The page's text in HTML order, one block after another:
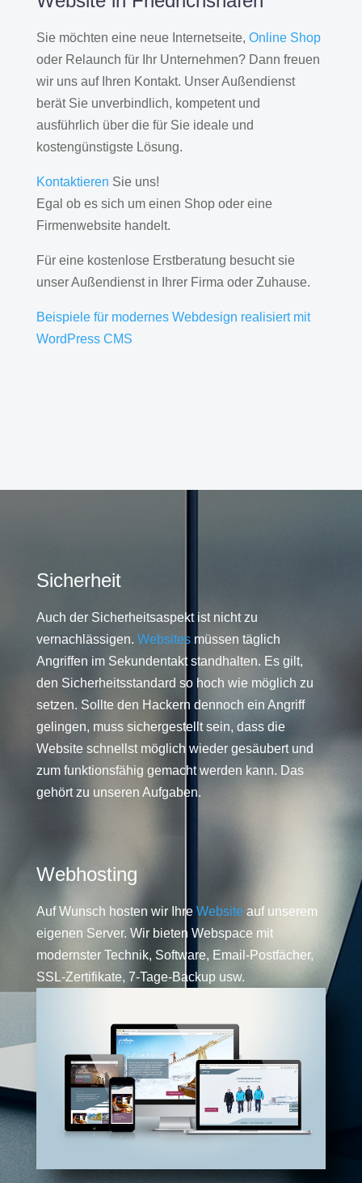
Sie möchten eine neue Internetseite, Online Shop
oder Relaunch für Ihr Unternehmen? Dann freuen
wir uns auf Ihren Kontakt. Unser Außendienst
berät Sie unverbindlich, kompetent und
ausführlich über die für Sie ideale und
kostengünstigste Lösung.
Kontaktieren Sie uns!
Egal ob es sich um einen Shop oder eine
Firmenwebsite handelt.
Für eine kostenlose Erstberatung besucht sie
unser Außendienst in Ihrer Firma oder Zuhause.
Beispiele für modernes Webdesign realisiert mit
WordPress CMS
Sicherheit
Auch der Sicherheitsaspekt ist nicht zu
vernachlässigen. Websitesmüssen täglich
Angriffen im Sekundentakt standhalten. Es gilt,
den Sicherheitsstandard so hoch wie möglich zu
setzen. Sollte den Hackern dennoch ein Angriff
gelingen, muss sichergestellt sein, dass die
Website schnellst möglich wieder gesäubert und
zum funktionsfähig gemacht werden kann. Das
gehört zu unseren Aufgaben.
Webhosting
Auf Wunsch hosten wir Ihre Website auf unserem
eigenen Server. Wir bieten Webspace mit
modernster Technik, Software, Email-Postfächer,
SSL-Zertifikate, 7-Tage-Backup usw.